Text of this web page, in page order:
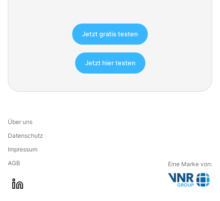
Jetzt gratis testen
Jetzt hier testen
Über uns
Datenschutz
Impressum
AGB
Eine Marke von: